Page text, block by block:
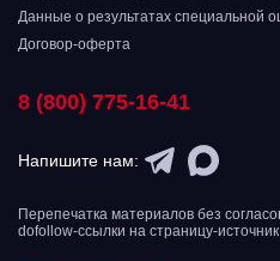
Данные о результатах специальной
Договор-оферта
8 (800) 775-16-41
Напишите нам:
Перепечатка материалов без
dofollow-ссылки на страницу-